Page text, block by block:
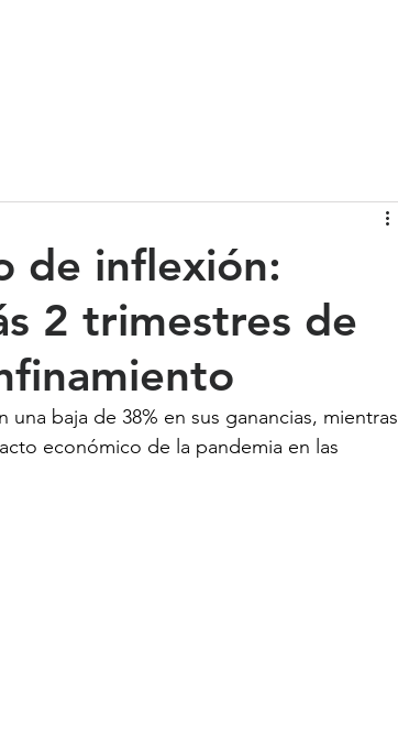
de inflexión:
2 trimestres de
baja de 38% en sus ganancias, mientras
económico de la pandemia en las